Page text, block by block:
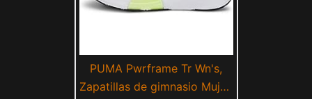
PUMA Pwrframe Tr Wn's,
Zapatillas de gimnasio Mujer,